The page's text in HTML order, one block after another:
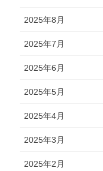
2025年8月
2025年7月
2025年6月
2025年5月
2025年4月
2025年3月
2025年2月